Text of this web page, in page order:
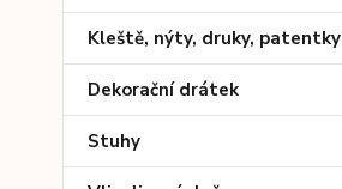
Kleště, nýty, druky, patentky
Dekorační drátek
Stuhy